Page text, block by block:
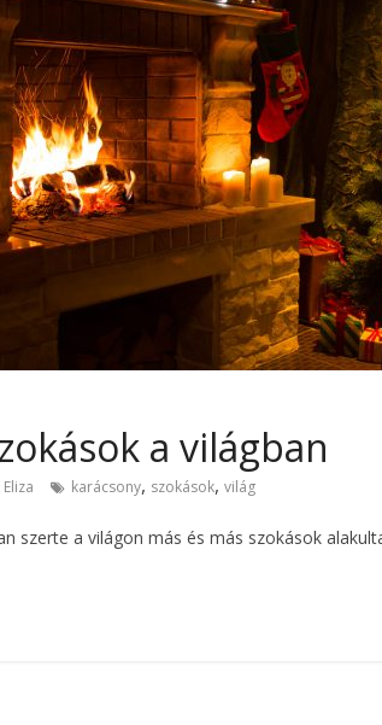
a világban
Eliza karácsony, szokások, világ
szerte a világon más és más szokások